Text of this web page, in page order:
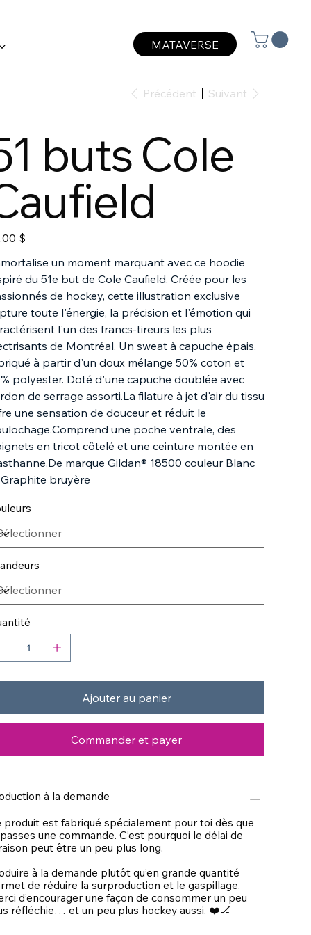
MATAVERSE
Précédent Suivant
buts Cole
$
un moment marquant avec ce hoodie
du 51e but de Cole Caufield. Créée pour les
de hockey, cette illustration exclusive
toute l'énergie, la précision et l'émotion qui
l'un des francs-tireurs les plus
de Montréal. Un sweat à capuche épais,
à partir d'un doux mélange 50% coton et
polyester. Doté d'une capuche doublée avec
de serrage assorti.La filature à jet d'air du tissu
une sensation de douceur et réduit le
une poche ventrale, des
en tricot côtelé et une ceinture montée en
marque Gildan® 18500 couleur Blanc
bruyère
Ajouter au panier
Commander et payer
à la demande
produit est fabriqué spécialement pour toi dès que
une commande. C’est pourquoi le délai de
peut être un peu plus long.
à la demande plutôt qu’en grande quantité
de réduire la surproduction et le gaspillage.
d’encourager une façon de consommer un peu
réfléchie… et un peu plus hockey aussi. ❤️🏒